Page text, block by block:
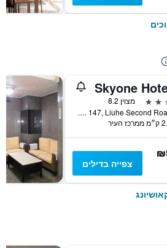
Skyone
מצוין 8.2
No. 147, Liuhe Second Road, קאושיונג, טייוואן
העיר
צפייה בדילים